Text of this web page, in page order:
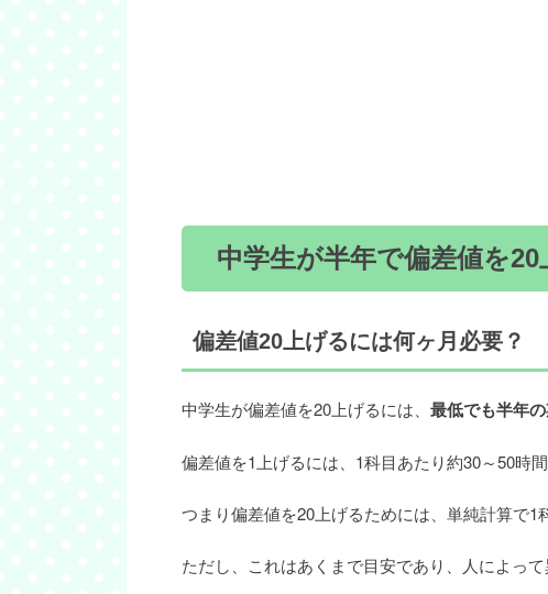
中学生が半年で偏差値を
偏差値20上げるには何ヶ月必要？
中学生が偏差値を20上げるには、 最低でも半年
偏差値を1上げるには、1科目あたり約30～50時
つまり偏差値を20上げるためには、単純計算で1
ただし、これはあくまで目安であり、人によって